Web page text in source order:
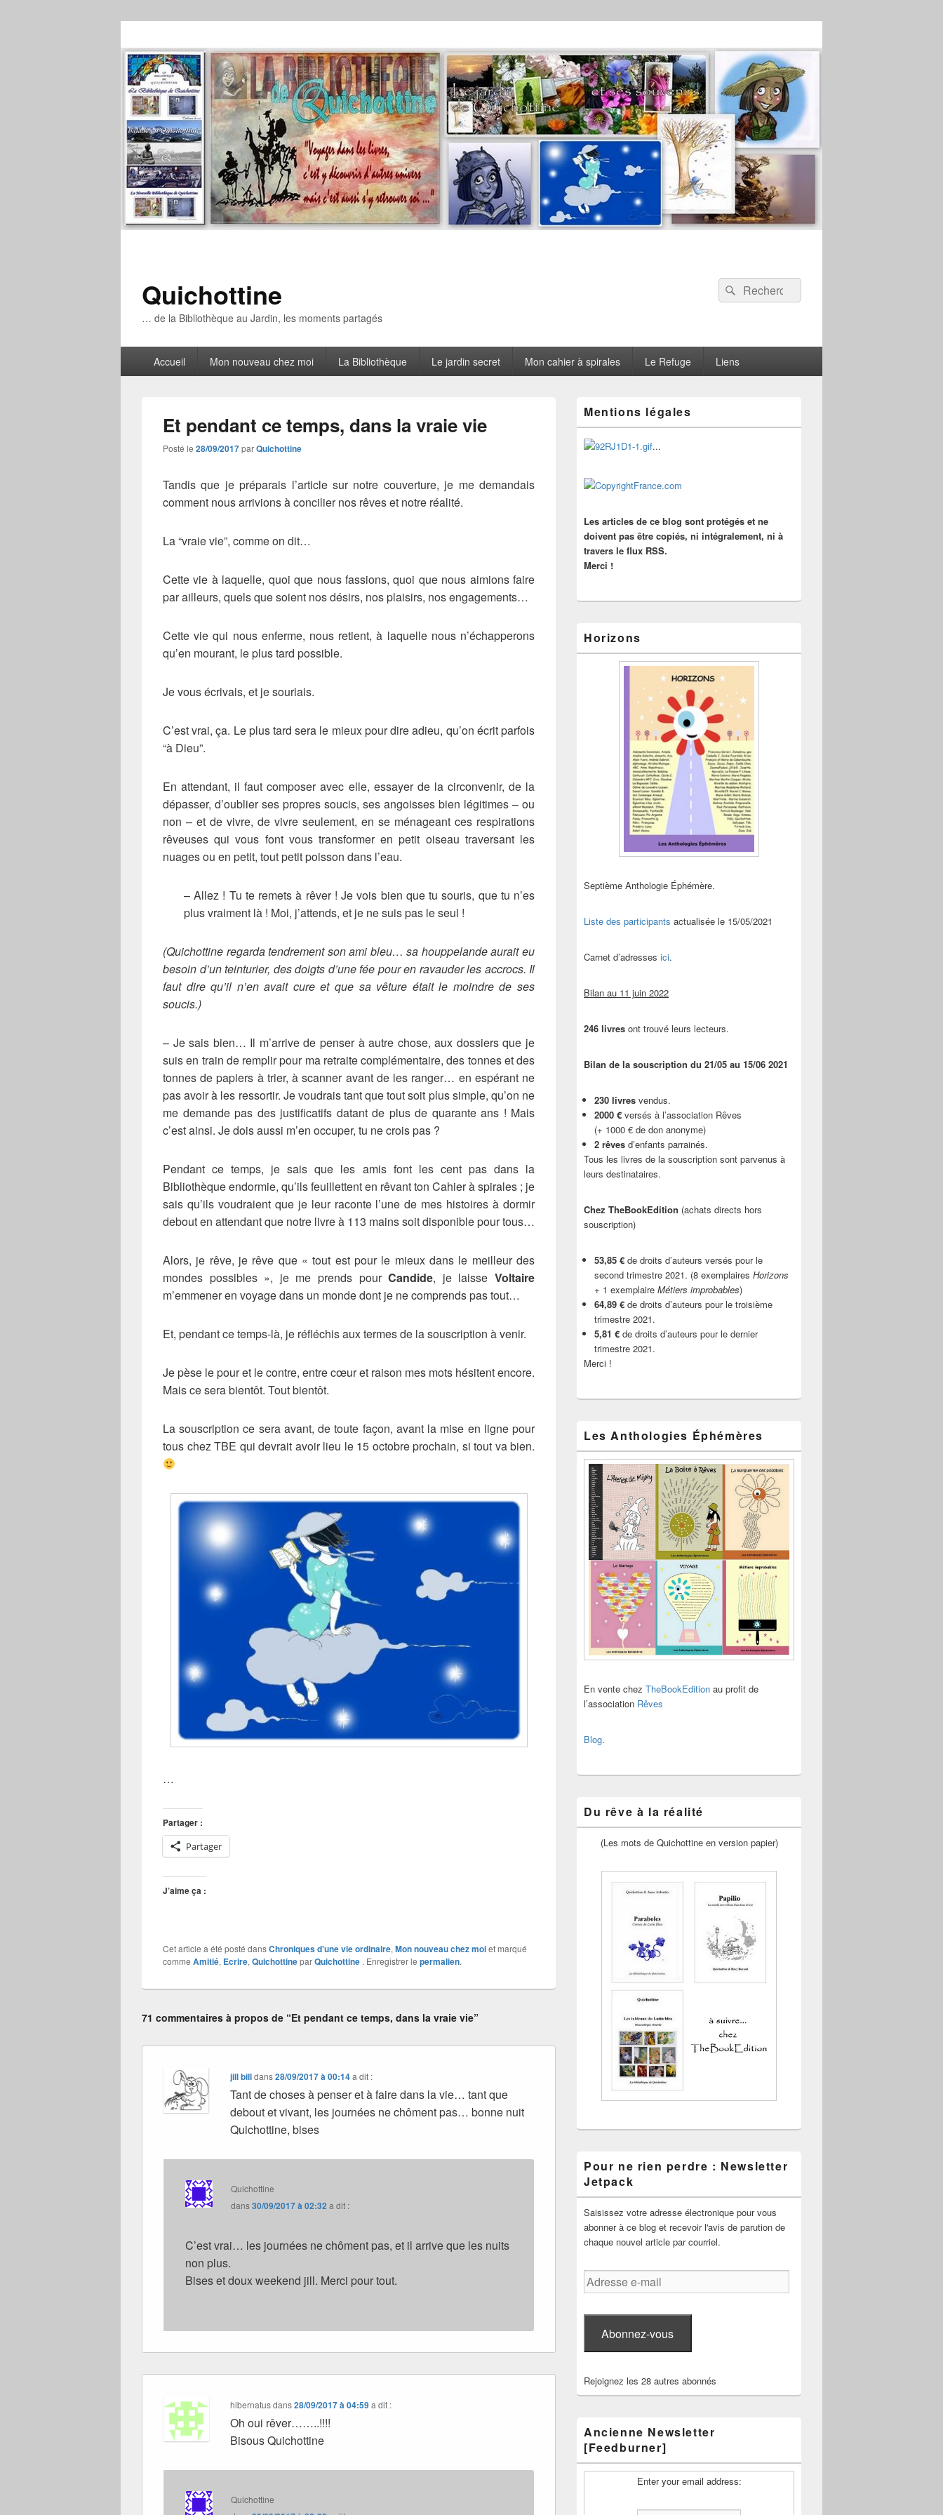
Quichottine
… de la Bibliothèque au Jardin, les moments partagés
Recherche :
Rechercher
principalAccueil Mon nouveau chez moi La Bibliothèque Le jardin secret Mon cahier à spirales Le Refuge Liens
Et pendant ce temps, dans la vraie vie
Posté le 28/09/2017parQuichottine
Tandis que je préparais l’article sur notre couverture, je me demandais
comment nous arrivions à concilier nos rêves et notre réalité.
La “vraie vie”, comme on dit…
Cette vie à laquelle, quoi que nous fassions, quoi que nous aimions faire
par ailleurs, quels que soient nos désirs, nos plaisirs, nos engagements…
Cette vie qui nous enferme, nous retient, à laquelle nous n’échapperons
qu’en mourant, le plus tard possible.
Je vous écrivais, et je souriais.
C’est vrai, ça. Le plus tard sera le mieux pour dire adieu, qu’on écrit parfois
“à Dieu”.
En attendant, il faut composer avec elle, essayer de la circonvenir, de la
dépasser, d’oublier ses propres soucis, ses angoisses bien légitimes – ou
non – et de vivre, de vivre seulement, en se ménageant ces respirations
rêveuses qui vous font vous transformer en petit oiseau traversant les
nuages ou en petit, tout petit poisson dans l’eau.
– Allez ! Tu te remets à rêver ! Je vois bien que tu souris, que tu n’es
plus vraiment là ! Moi, j’attends, et je ne suis pas le seul !
(Quichottine regarda tendrement son ami bleu… sa houppelande aurait eu
besoin d’un teinturier, des doigts d’une fée pour en ravauder les accrocs. Il
faut dire qu’il n’en avait cure et que sa vêture était le moindre de ses
soucis.)
– Je sais bien… Il m’arrive de penser à autre chose, aux dossiers que je
suis en train de remplir pour ma retraite complémentaire, des tonnes et des
tonnes de papiers à trier, à scanner avant de les ranger… en espérant ne
pas avoir à les ressortir. Je voudrais tant que tout soit plus simple, qu’on ne
me demande pas des justificatifs datant de plus de quarante ans ! Mais
c’est ainsi. Je dois aussi m’en occuper, tu ne crois pas ?
Pendant ce temps, je sais que les amis font les cent pas dans la
Bibliothèque endormie, qu’ils feuillettent en rêvant ton Cahier à spirales ; je
sais qu’ils voudraient que je leur raconte l’une de mes histoires à dormir
debout en attendant que notre livre à 113 mains soit disponible pour tous…
Alors, je rêve, je rêve que « tout est pour le mieux dans le meilleur des
mondes possibles », je me prends pourCandide, je laisseVoltaire
m’emmener en voyage dans un monde dont je ne comprends pas tout…
Et, pendant ce temps-là, je réfléchis aux termes de la souscription à venir.
Je pèse le pour et le contre, entre cœur et raison mes mots hésitent encore.
Mais ce sera bientôt. Tout bientôt.
La souscription ce sera avant, de toute façon, avant la mise en ligne pour
tous chez TBE qui devrait avoir lieu le 15 octobre prochain, si tout va bien.
…
Partager :
Partager
J’aime ça :
Cet article a été posté dansChroniques d'une vie ordinaire, Mon nouveau chez moiet marqué
comme Amitié, Ecrire, QuichottineparQuichottine . Enregistrer le permalien.
71 commentaires à propos de “Et pendant ce temps, dans la vraie vie”
jill billdans28/09/2017 à 00:14a dit :
Tant de choses à penser et à faire dans la vie… tant que
debout et vivant, les journées ne chôment pas… bonne nuit
Quichottine, bises
Quichottine
dans30/09/2017 à 02:32 a dit :
C’est vrai… les journées ne chôment pas, et il arrive que les nuits
non plus.
Bises et doux weekend jill. Merci pour tout.
hibernatusdans28/09/2017 à 04:59a dit :
Oh oui rêver……..!!!!
Bisous Quichottine
Quichottine
principale
de
widget
pour
barre
latérale
Mentions légales
...
Les articles de ce blog sont protégés et ne
doivent pas être copiés, ni intégralement, ni à
travers le flux RSS.
Merci !
Horizons
Septième Anthologie Éphémère.
Liste des participants actualisée le 15/05/2021
Carnet d’adresses ici.
Bilan au 11 juin 2022
246 livres ont trouvé leurs lecteurs.
Bilan de la souscription du 21/05 au 15/06 2021
230 livres vendus.
2000 € versés à l’association Rêves
(+ 1000 € de don anonyme)
2 rêves d’enfants parrainés.
Tous les livres de la souscription sont parvenus à
leurs destinataires.
Chez TheBookEdition (achats directs hors
souscription)
53,85 € de droits d’auteurs versés pour le
second trimestre 2021. (8 exemplaires Horizons
+ 1 exemplaire Métiers improbables)
64,89 € de droits d’auteurs pour le troisième
trimestre 2021.
5,81 € de droits d’auteurs pour le dernier
trimestre 2021.
Merci !
Les Anthologies Éphémères
En vente chez TheBookEdition au profit de
l’association Rêves
Blog.
Du rêve à la réalité
(Les mots de Quichottine en version papier)
Pour ne rien perdre : Newsletter
Jetpack
Saisissez votre adresse électronique pour vous
abonner à ce blog et recevoir l'avis de parution de
chaque nouvel article par courriel.
Adresse
e-
Abonnez-vous
Rejoignez les 28 autres abonnés
Ancienne Newsletter
[Feedburner]
Enter your email address: